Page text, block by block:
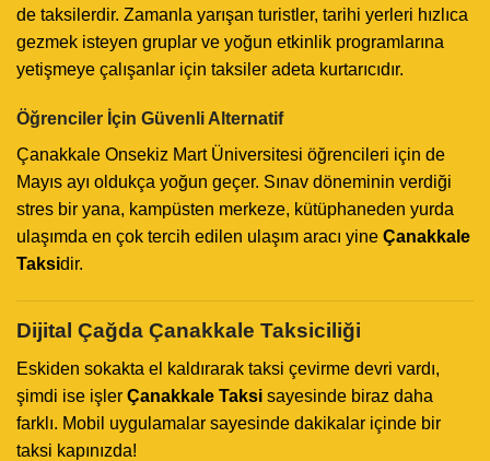
de taksilerdir. Zamanla yarışan turistler, tarihi yerleri hızlıca
gezmek isteyen gruplar ve yoğun etkinlik programlarına
yetişmeye çalışanlar için taksiler adeta kurtarıcıdır.
Öğrenciler İçin Güvenli Alternatif
Çanakkale Onsekiz Mart Üniversitesi öğrencileri için de
Mayıs ayı oldukça yoğun geçer. Sınav döneminin verdiği
stres bir yana, kampüsten merkeze, kütüphaneden yurda
ulaşımda en çok tercih edilen ulaşım aracı yine Çanakkale
Taksidir.
Dijital Çağda Çanakkale Taksiciliği
Eskiden sokakta el kaldırarak taksi çevirme devri vardı,
şimdi ise işler Çanakkale Taksi sayesinde biraz daha
farklı. Mobil uygulamalar sayesinde dakikalar içinde bir
taksi kapınızda!